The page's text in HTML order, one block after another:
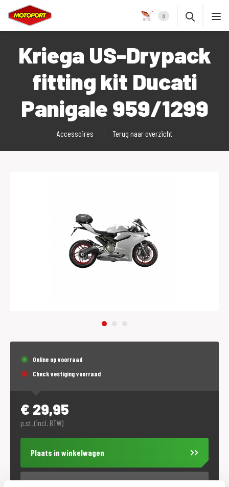
0
Kriega US-Drypack
fitting kit Ducati
Panigale 959/1299
Accessoires Terug naar overzicht
Online op voorraad
Check vestiging voorraad
€ 29,95
p.st. (incl. BTW)
Plaats in winkelwagen